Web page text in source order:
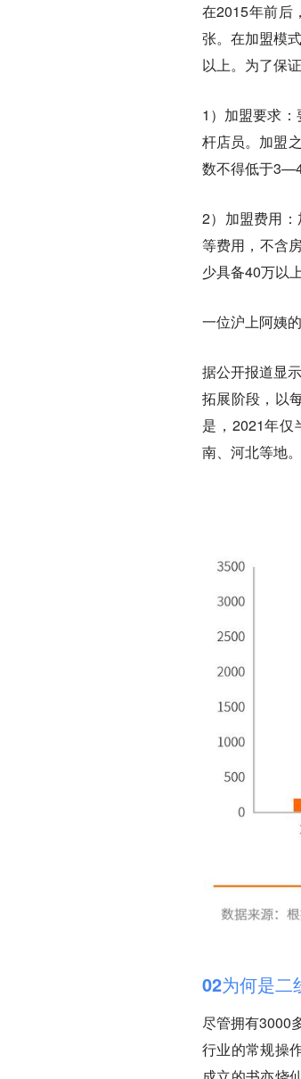
在2015年前后
张。在加盟模
以上。为了保
1）加盟要求
杆店员。加盟
数不得低于
2）加盟费用
等费用，不含
少具备40万以
一位沪上阿姨
据公开报道显
拓展阶段，以
是，2021年
南、河北等地。
02为何是二
尽管拥有3000
行业的常规操